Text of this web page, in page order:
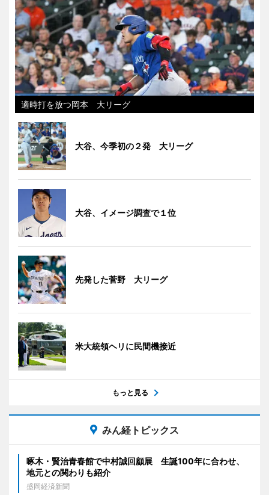
適時打を放つ岡本 大リーグ
大谷、今季初の２発 大リーグ
大谷、イメージ調査で１位
先発した菅野 大リーグ
米大統領ヘリに民間機接近
もっと見る
みん経トピックス
啄木・賢治青春館で中村誠回顧展 生誕100年に合わせ、
地元との関わりも紹介
盛岡経済新聞